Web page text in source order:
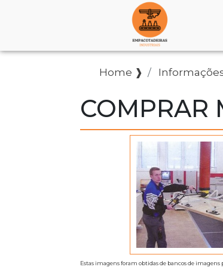
Home ❱
COMPRAR
Estas imagens foram obtidas de bancos de